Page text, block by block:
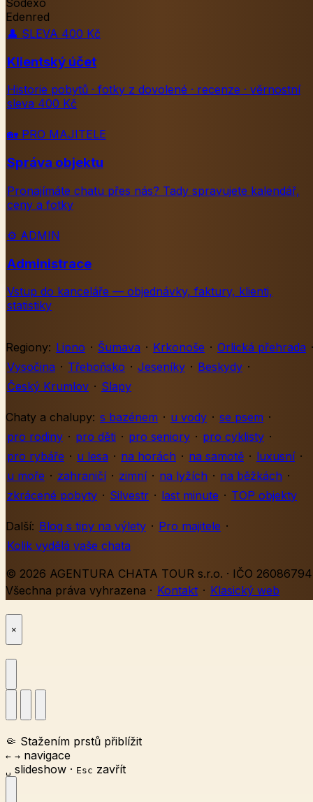
Sodexo
Edenred
👤 SLEVA 400 Kč
Klientský účet
Historie pobytů · fotky z dovolené · recenze · věrnostní
sleva 400 Kč
🏡 PRO MAJITELE
Správa objektu
Pronajímáte chatu přes nás? Tady spravujete kalendář,
ceny a fotky
⚙️ ADMIN
Administrace
Vstup do kanceláře — objednávky, faktury, klienti,
statistiky
Regiony: Lipno · Šumava · Krkonoše · Orlická přehrada ·
Vysočina · Třeboňsko · Jeseníky · Beskydy ·
Český Krumlov · Slapy
Chaty a chalupy: s bazénem · u vody · se psem ·
pro rodiny · pro děti · pro seniory · pro cyklisty ·
pro rybáře · u lesa · na horách · na samotě · luxusní ·
u moře · zahraničí · zimní · na lyžích · na běžkách ·
zkrácené pobyty · Silvestr · last minute · TOP objekty
Další: Blog s tipy na výlety · Pro majitele ·
Kolik vydělá vaše chata
© 2026 AGENTURA CHATA TOUR s.r.o. · IČO 26086794
Všechna práva vyhrazena · Kontakt · Klasický web
×
🤏 Stažením prstů přiblížit
← → navigace
␣ slideshow · Esc zavřít